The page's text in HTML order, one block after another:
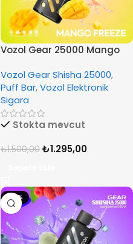
Vozol Gear 25000 Mango
Vozol Gear Shisha 25000,
Puff Bar,Vozol Elektronik
Sigara
Stokta mevcut
₺1.500,00 ₺1.295,00
-14%